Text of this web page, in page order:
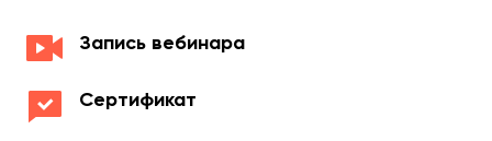
Запись вебинара
Сертификат